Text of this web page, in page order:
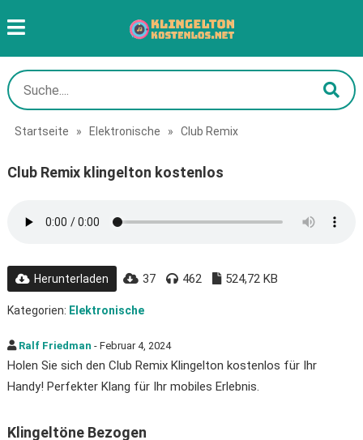
Startseite » Elektronische » Club Remix
Club Remix klingelton kostenlos
Herunterladen 37 462 524,72 KB
Kategorien: Elektronische
Ralf Friedman - Februar 4, 2024
Holen Sie sich den Club Remix Klingelton kostenlos für Ihr
Handy! Perfekter Klang für Ihr mobiles Erlebnis.
Klingeltöne Bezogen